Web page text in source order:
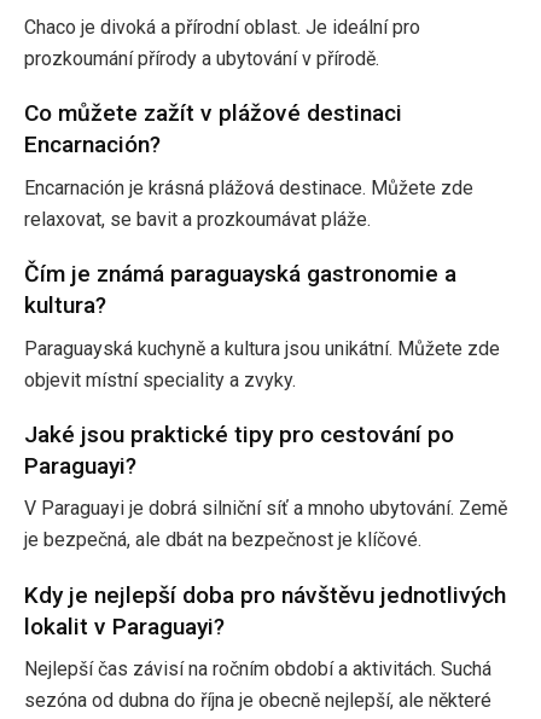
Chaco je divoká a přírodní oblast. Je ideální pro
prozkoumání přírody a ubytování v přírodě.
Co můžete zažít v plážové destinaci
Encarnación?
Encarnación je krásná plážová destinace. Můžete zde
relaxovat, se bavit a prozkoumávat pláže.
Čím je známá paraguayská gastronomie a
kultura?
Paraguayská kuchyně a kultura jsou unikátní. Můžete zde
objevit místní speciality a zvyky.
Jaké jsou praktické tipy pro cestování po
Paraguayi?
V Paraguayi je dobrá silniční síť a mnoho ubytování. Země
je bezpečná, ale dbát na bezpečnost je klíčové.
Kdy je nejlepší doba pro návštěvu jednotlivých
lokalit v Paraguayi?
Nejlepší čas závisí na ročním období a aktivitách. Suchá
sezóna od dubna do října je obecně nejlepší, ale některé